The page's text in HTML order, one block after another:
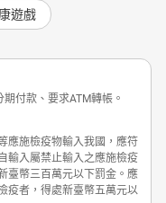
遊戲
付款、要求ATM轉帳。
應施檢疫物輸入我國，應符
輸入屬禁止輸入之應施檢疫
臺幣三百萬元以下罰金。應
疫者，得處新臺幣五萬元以